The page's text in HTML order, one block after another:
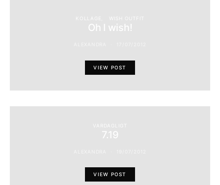
KOLLAGE WISH OUTFIT
Oh I wish!
VIEW POST
VARDAGLIGT
7.19
VIEW POST